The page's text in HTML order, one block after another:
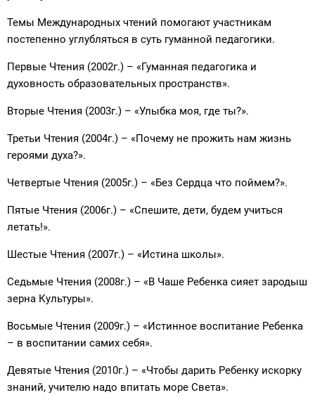
Темы Международных чтений помогают участникам
постепенно углубляться в суть гуманной педагогики.
Первые Чтения (2002г.) – «Гуманная педагогика и
духовность образовательных пространств».
Вторые Чтения (2003г.) – «Улыбка моя, где ты?».
Третьи Чтения (2004г.) – «Почему не прожить нам жизнь
героями духа?».
Четвертые Чтения (2005г.) – «Без Сердца что поймем?».
Пятые Чтения (2006г.) – «Спешите, дети, будем учиться
летать!».
Шестые Чтения (2007г.) – «Истина школы».
Седьмые Чтения (2008г.) – «В Чаше Ребенка сияет зародыш
зерна Культуры».
Восьмые Чтения (2009г.) – «Истинное воспитание Ребенка
– в воспитании самих себя».
Девятые Чтения (2010г.) – «Чтобы дарить Ребенку искорку
знаний, учителю надо впитать море Света».